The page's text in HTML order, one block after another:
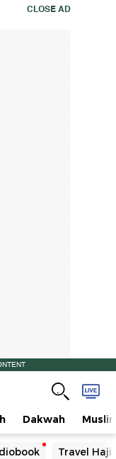
CLOSE AD
Dakwah
Travel Haji